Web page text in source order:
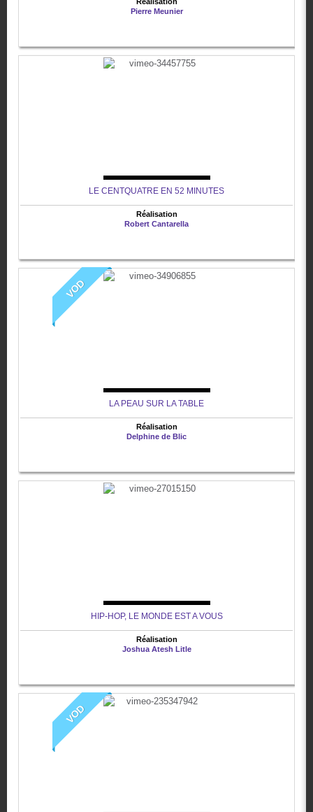
Pierre Meunier
LE CENTQUATRE EN 52 MINUTES
Réalisation
Robert Cantarella
VOD
LA PEAU SUR LA TABLE
Réalisation
Delphine de Blic
HIP-HOP, LE MONDE EST A VOUS
Réalisation
Joshua Atesh Litle
VOD